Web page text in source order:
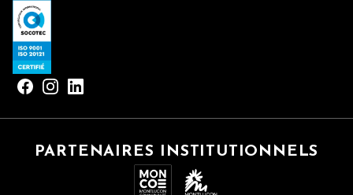
PARTENAIRES INSTITUTIONNELS